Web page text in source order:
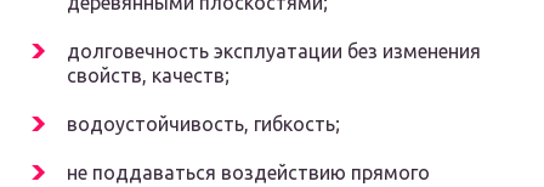
долговечность эксплуатации без изменения
свойств, качеств;
водоустойчивость, гибкость;
не поддаваться воздействию прямого